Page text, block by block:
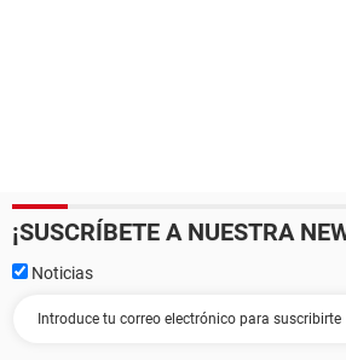
¡SUSCRÍBETE A NUESTRA
Noticias